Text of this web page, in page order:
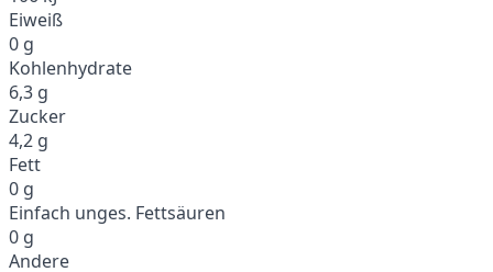
Eiweiß
0 g
Kohlenhydrate
6,3 g
Zucker
4,2 g
Fett
0 g
Einfach unges. Fettsäuren
0 g
Andere